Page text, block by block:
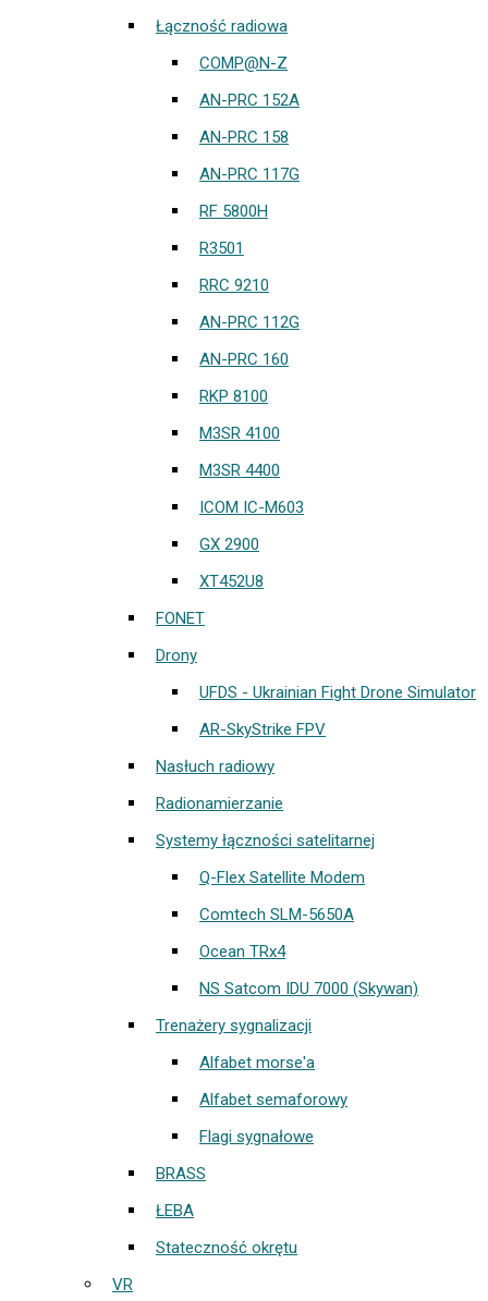
Łączność radiowa
COMP@N-Z
AN-PRC 152A
AN-PRC 158
AN-PRC 117G
RF 5800H
R3501
RRC 9210
AN-PRC 112G
AN-PRC 160
RKP 8100
M3SR 4100
M3SR 4400
ICOM IC-M603
GX 2900
XT452U8
FONET
Drony
UFDS - Ukrainian Fight Drone Simulator
AR-SkyStrike FPV
Nasłuch radiowy
Radionamierzanie
Systemy łączności satelitarnej
Q-Flex Satellite Modem
Comtech SLM-5650A
Ocean TRx4
NS Satcom IDU 7000 (Skywan)
Trenażery sygnalizacji
Alfabet morse'a
Alfabet semaforowy
Flagi sygnałowe
BRASS
ŁEBA
Stateczność okrętu
VR